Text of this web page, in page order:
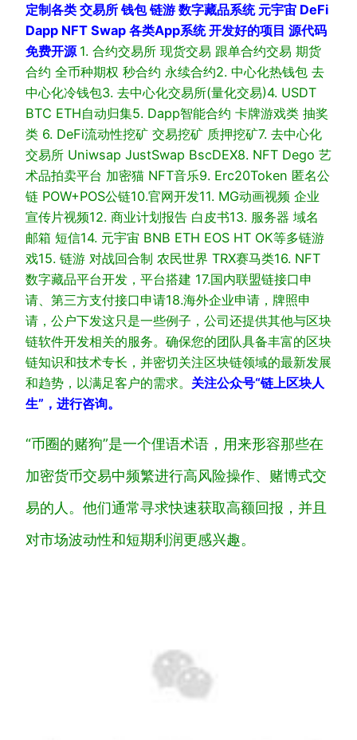
定制各类 交易所 钱包 链游 数字藏品系统 元宇宙 DeFi
Dapp NFT Swap 各类App系统 开发好的项目 源代码
免费开源 1. 合约交易所 现货交易 跟单合约交易 期货
合约 全币种期权 秒合约 永续合约2. 中心化热钱包 去
中心化冷钱包3. 去中心化交易所(量化交易)4. USDT
BTC ETH自动归集5. Dapp智能合约 卡牌游戏类 抽奖
类 6. DeFi流动性挖矿 交易挖矿 质押挖矿7. 去中心化
交易所 Uniwsap JustSwap BscDEX8. NFT Dego 艺
术品拍卖平台 加密猫 NFT音乐9. Erc20Token 匿名公
链 POW+POS公链10.官网开发11. MG动画视频 企业
宣传片视频12. 商业计划报告 白皮书13. 服务器 域名
邮箱 短信14. 元宇宙 BNB ETH EOS HT OK等多链游
戏15. 链游 对战回合制 农民世界 TRX赛马类16. NFT
数字藏品平台开发，平台搭建 17.国内联盟链接口申
请、第三方支付接口申请18.海外企业申请，牌照申
请，公户下发这只是一些例子，公司还提供其他与区块
链软件开发相关的服务。确保您的团队具备丰富的区块
链知识和技术专长，并密切关注区块链领域的最新发展
和趋势，以满足客户的需求。 关注公众号“链上区块人
生”，进行咨询。
“币圈的赌狗”是一个俚语术语，用来形容那些在
加密货币交易中频繁进行高风险操作、赌博式交
易的人。他们通常寻求快速获取高额回报，并且
对市场波动性和短期利润更感兴趣。